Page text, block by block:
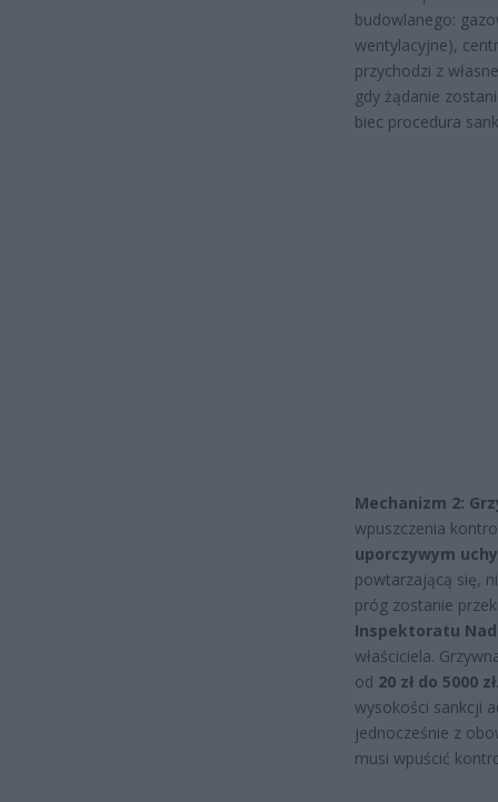
budowlanego:
wentylacyjne),
przychodzi z
gdy żądanie
biec procedura
Mechanizm 2:
wpuszczenia
uporczywym
powtarzającą się,
próg zostanie
Inspektoratu
właściciela.
od 20 zł do 5000 zł
wysokości sankcji
jednocześnie z
musi wpuścić